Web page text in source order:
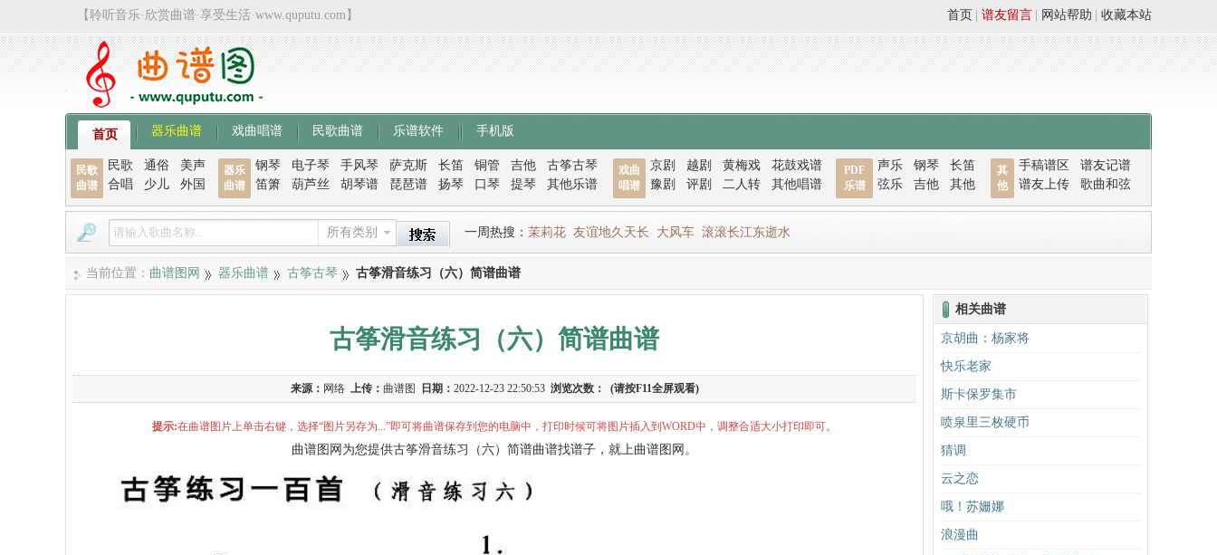
【聆听音乐·欣赏曲谱·享受生活·www.quputu.com】 收藏本站
网站帮助
谱友留言
首页
首页 器乐曲谱 戏曲唱谱 民歌曲谱 乐谱软件 手机版
民歌
曲谱
民歌 通俗
美声
合唱
少儿 外国
器乐
曲谱
钢琴 电子琴 手风琴 萨克斯 长笛 铜管 吉他
古筝古琴
笛箫
葫芦丝 胡琴谱 琵琶谱 扬琴 口琴 提琴 其他乐谱
戏曲
唱谱
京剧 越剧 黄梅戏
花鼓戏谱
豫剧
评剧 二人转 其他唱谱
PDF
乐谱
声乐 钢琴
长笛
弦乐
吉他 其他
其
他
手稿谱区
谱友记谱
谱友上传
歌曲和弦
所有类别 一周热搜： 茉莉花 友谊地久天长 大风车 滚滚长江东逝水
当前位置： 曲谱图网 器乐曲谱 古筝古琴 古筝滑音练习（六）简谱曲谱
古筝滑音练习（六）简谱曲谱
来源： 网络 上传： 曲谱图 日期： 2022-12-23 22:50:53 浏览次数： (请按F11全屏观看)
提示:在曲谱图片上单击右键，选择“图片另存为...”即可将曲谱保存到您的电脑中，打印时候可将图片插入到WORD中，调整合适大小打印即可。
曲谱图网为您提供古筝滑音练习（六）简谱曲谱找谱子，就上曲谱图网。
相关曲谱
京胡曲：杨家将
快乐老家
斯卡保罗集市
喷泉里三枚硬币
猜调
云之恋
哦！苏姗娜
浪漫曲